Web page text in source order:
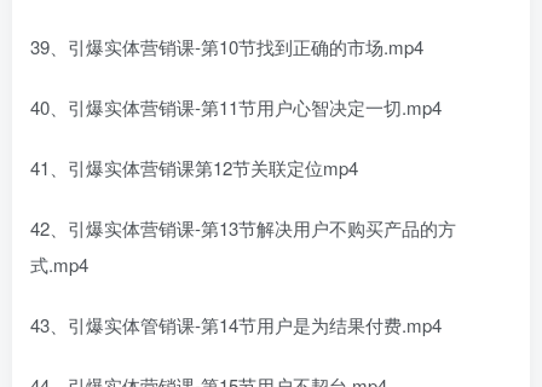
39、引爆实体营销课-第10节找到正确的市场.mp4
40、引爆实体营销课-第11节用户心智决定一切.mp4
41、引爆实体营销课第12节关联定位mp4
42、引爆实体营销课-第13节解决用户不购买产品的方
式.mp4
43、引爆实体管销课-第14节用户是为结果付费.mp4